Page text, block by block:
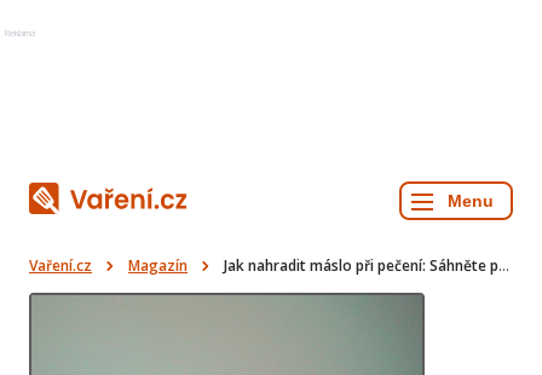
Reklama
Vaření.cz Magazín Jak nahradit máslo při pečení: Sáhněte po přirozené alternativě!